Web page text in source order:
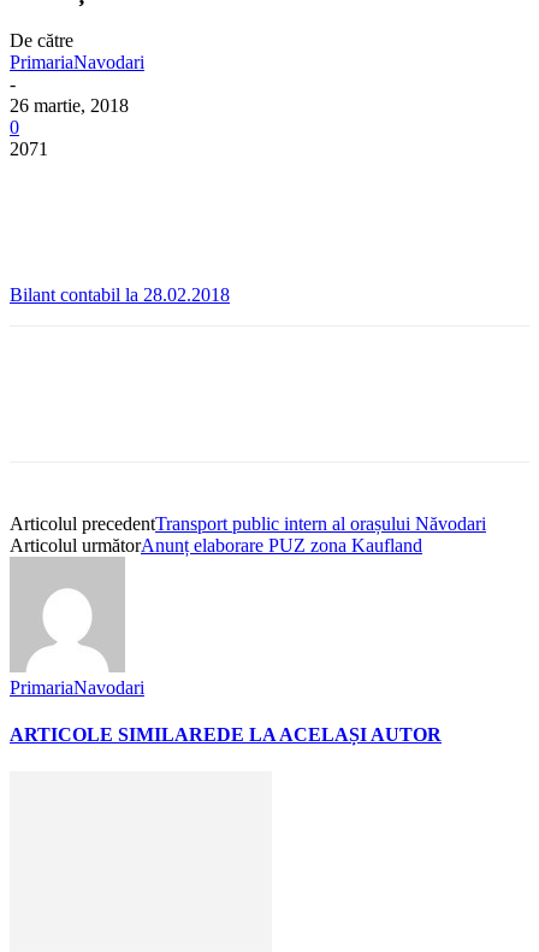
De către
PrimariaNavodari
-
26 martie, 2018
0
2071
Bilant contabil la 28.02.2018
Articolul precedentTransport public intern al orașului Năvodari
Articolul următorAnunț elaborare PUZ zona Kaufland
PrimariaNavodari
ARTICOLE SIMILAREDE LA ACELAȘI AUTOR